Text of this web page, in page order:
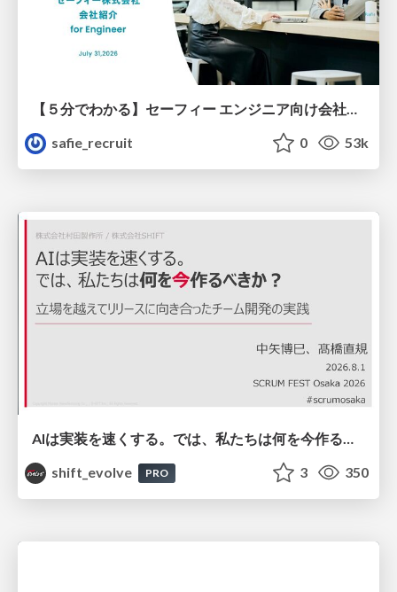
【５分でわかる】セーフィー エンジニア向け会社紹介
safie_recruit
0 53k
AIは実装を速くする。では、私たちは何を今作るべきか？－立場を越えてリリースに向き合ったチーム開発の実践 / 20260801 Hiromi Nakaya and Naoki Takahashi
shift_evolve
PRO 3 350